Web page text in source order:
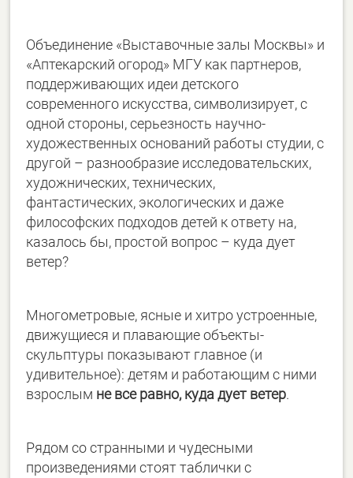
Объединение «Выставочные залы Москвы» и
«Аптекарский огород» МГУ как партнеров,
поддерживающих идеи детского
современного искусства, символизирует, с
одной стороны, серьезность научно-
художественных оснований работы студии, с
другой – разнообразие исследовательских,
художнических, технических,
фантастических, экологических и даже
философских подходов детей к ответу на,
казалось бы, простой вопрос – куда дует
ветер?
Многометровые, ясные и хитро устроенные,
движущиеся и плавающие объекты-
скульптуры показывают главное (и
удивительное): детям и работающим с ними
взрослым не все равно, куда дует ветер.
Рядом со странными и чудесными
произведениями стоят таблички с